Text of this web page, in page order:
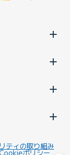
ティの取り組み
ポリシー